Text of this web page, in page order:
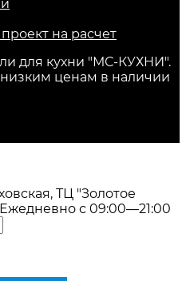
на расчет
для кухни "МС-КУХНИ".
ценам в наличии
ТЦ "Золотое
Ежедневно с 09:00—21:00